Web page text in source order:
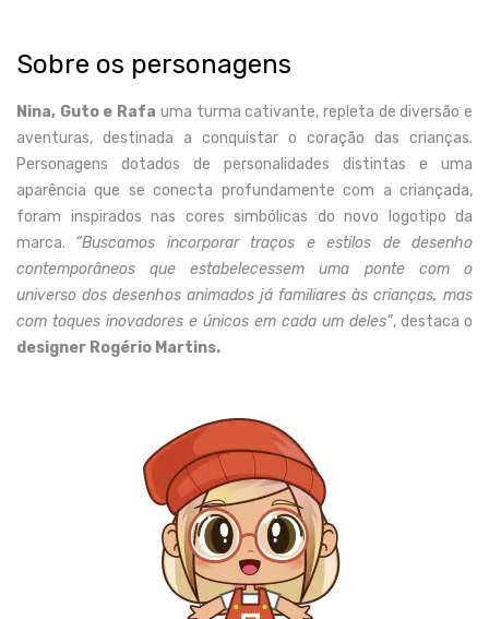
Sobre os personagens
Nina, Guto e Rafa uma turma cativante, repleta de diversão e
aventuras, destinada a conquistar o coração das crianças.
Personagens dotados de personalidades distintas e uma
aparência que se conecta profundamente com a criançada,
foram inspirados nas cores simbólicas do novo logotipo da
marca. “Buscamos incorporar traços e estilos de desenho
contemporâneos que estabelecessem uma ponte com o
universo dos desenhos animados já familiares às crianças, mas
com toques inovadores e únicos em cada um deles”, destaca o
designer Rogério Martins.